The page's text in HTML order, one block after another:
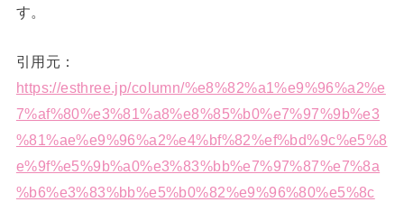
す。
引用元：
https://esthree.jp/column/%e8%82%a1%e9%96%a2%e
7%af%80%e3%81%a8%e8%85%b0%e7%97%9b%e3
%81%ae%e9%96%a2%e4%bf%82%ef%bd%9c%e5%8
e%9f%e5%9b%a0%e3%83%bb%e7%97%87%e7%8a
%b6%e3%83%bb%e5%b0%82%e9%96%80%e5%8c